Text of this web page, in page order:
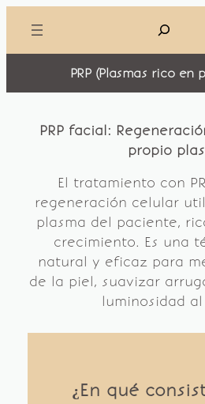
contenido
Buscar
PRP (Plasmas rico en
PRP facial:
propio
El tratamiento con
regeneración celular
plasma del paciente,
crecimiento. Es una
natural y eficaz para
de la piel, suavizar
luminosidad
¿En qué